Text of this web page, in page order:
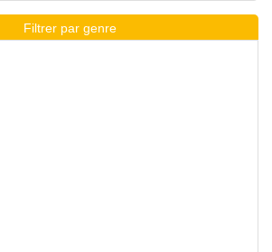
Filtrer par genre